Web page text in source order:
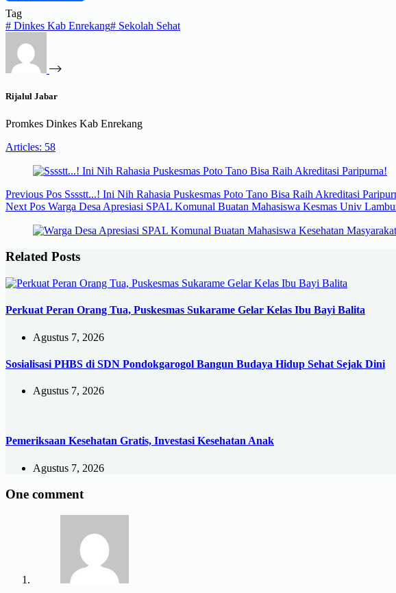
Tag
# Dinkes Kab Enrekang# Sekolah Sehat
Rijalul Jabar
Promkes Dinkes Kab Enrekang
Articles: 58
Previous Pos Sssstt...! Ini Nih Rahasia Puskesmas Poto Tano Bisa Raih Akreditasi
Next Pos Warga Desa Apresiasi SPAL Komunal Buatan Mahasiswa Kesmas Univ
Related Posts
Perkuat Peran Orang Tua, Puskesmas Sukarame Gelar Kelas Ibu Bayi Balita
Agustus 7, 2026
Sosialisasi PHBS di SDN Pondokgarogol Bangun Budaya Hidup Sehat Sejak Dini
Agustus 7, 2026
Pemeriksaan Kesehatan Gratis, Investasi Kesehatan Anak
Agustus 7, 2026
One comment